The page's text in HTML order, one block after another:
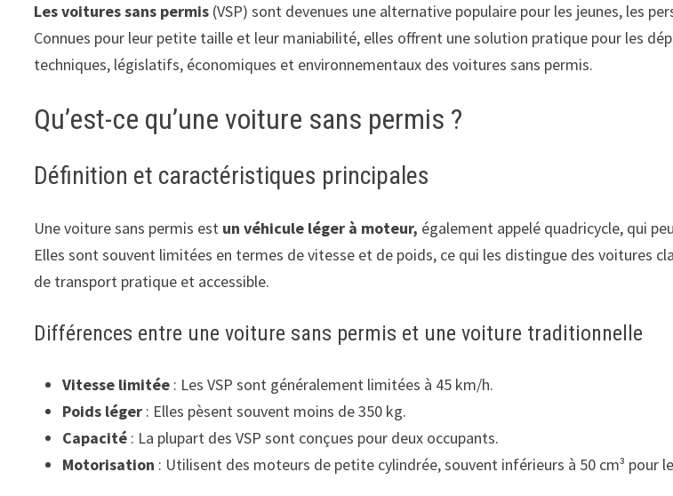
Les voitures sans permis (VSP) sont devenues une alternative populaire pour les jeunes, les
Connues pour leur petite taille et leur maniabilité, elles offrent une solution pratique pour les
techniques, législatifs, économiques et environnementaux des voitures sans permis.
Qu’est-ce qu’une voiture sans permis ?
Définition et caractéristiques principales
Une voiture sans permis est un véhicule léger à moteur, également appelé quadricycle, qui
Elles sont souvent limitées en termes de vitesse et de poids, ce qui les distingue des voitures
de transport pratique et accessible.
Différences entre une voiture sans permis et une voiture traditionnelle
Vitesse limitée : Les VSP sont généralement limitées à 45 km/h.
Poids léger : Elles pèsent souvent moins de 350 kg.
Capacité : La plupart des VSP sont conçues pour deux occupants.
Motorisation : Utilisent des moteurs de petite cylindrée, souvent inférieurs à 50 cm³ pour